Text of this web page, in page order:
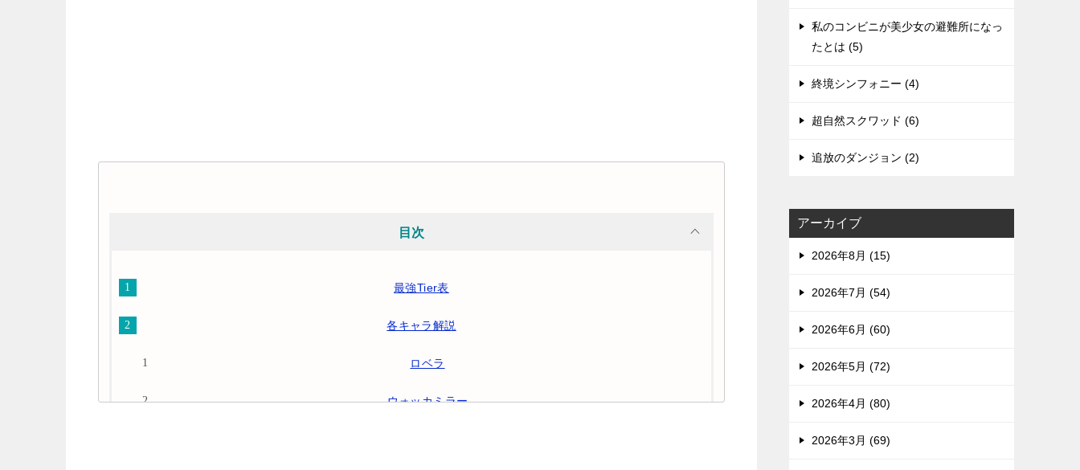
目次
最強Tier表
各キャラ解説
ロベラ
ウォッカミラー
私のコンビニが美少女の避難所になっ
たとは (5)
終境シンフォニー (4)
超自然スクワッド (6)
追放のダンジョン (2)
アーカイブ
2026年8月 (15)
2026年7月 (54)
2026年6月 (60)
2026年5月 (72)
2026年4月 (80)
2026年3月 (69)